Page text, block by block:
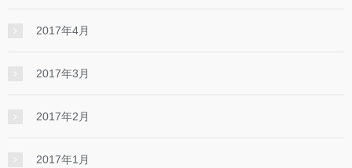
2017年4月
2017年3月
2017年2月
2017年1月